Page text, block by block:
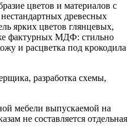
цветов и материалов с
древесных
ярких цветов глянцевых,
фактурных МДФ: стильно
и расцветка под крокодила
разработка схемы,
мебели выпускаемой на
не составляется отдельная